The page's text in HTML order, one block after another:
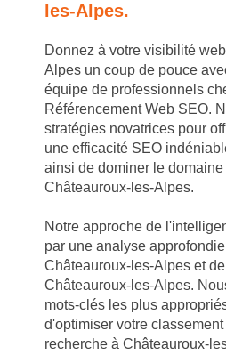
les-Alpes.
Donnez à votre visibilité
Alpes un coup de pouce
équipe de professionnels
Référencement Web SEO.
stratégies novatrices pour
une efficacité SEO
ainsi de dominer le domaine
Châteauroux-les-Alpes.
Notre approche de
par une analyse
Châteauroux-les-Alpes et
Châteauroux-les-Alpes.
mots-clés les plus
d'optimiser votre
recherche à Châteauroux-